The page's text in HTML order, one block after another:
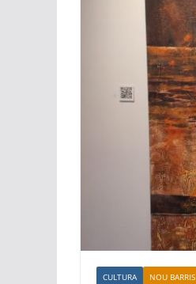
CULTURA NOU BARRIS